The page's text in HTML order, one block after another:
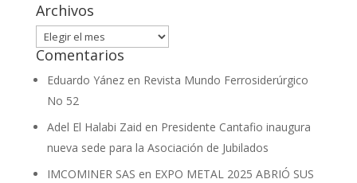
Archivos
Archivos
Comentarios
Eduardo Yánezen Revista Mundo Ferrosiderúrgico
No 52
Adel El Halabi Zaid en Presidente Cantafio inaugura
nueva sede para la Asociación de Jubilados
IMCOMINER SAS en EXPO METAL 2025 ABRIÓ SUS